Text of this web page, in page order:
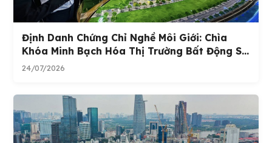
Định Danh Chứng Chỉ Nghề Môi Giới: Chìa
Khóa Minh Bạch Hóa Thị Trường Bất Động S...
24/07/2026